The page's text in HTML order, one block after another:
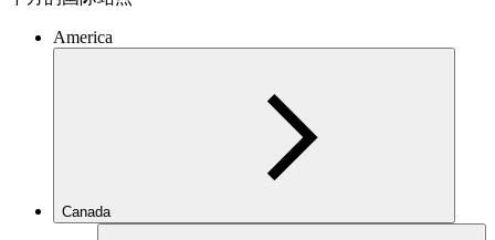
America
Canada